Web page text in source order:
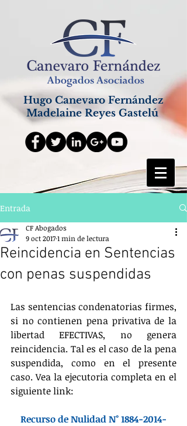
Hugo Canevaro Fernández
Madelaine Reyes Gastelú
Entrada
Reincidencia en Sentencias
con penas suspendidas
CF Abogados
9 oct 20171 min de lectura
Las sentencias condenatorias firmes,
si no contienen pena privativa de la
libertad EFECTIVAS, no genera
reincidencia. Tal es el caso de la pena
suspendida, como en el presente
caso. Vea la ejecutoria completa en el
siguiente link:
Recurso de Nulidad N° 1884-2014-